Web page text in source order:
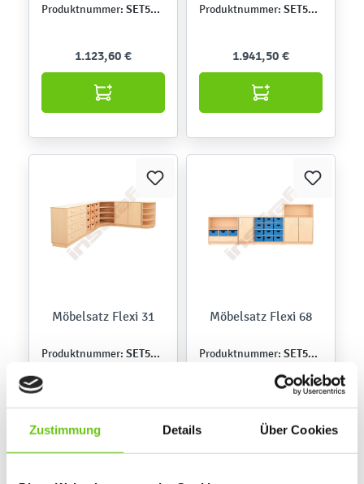
Zustimmung Details Über Cookies
Produktnummer: SET5191
1.123,60 €
Produktnummer: SET5121
1.941,50 €
Möbelsatz Flexi 31
Produktnummer: SET5111
Möbelsatz Flexi 68
Produktnummer: SET5152